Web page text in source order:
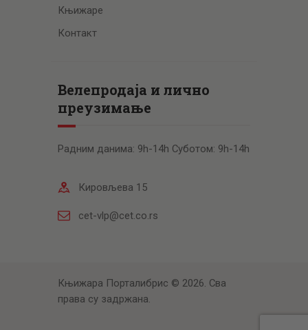
Књижаре
Контакт
Велепродаја и лично
преузимање
Радним данима: 9h-14h Суботом: 9h-14h
Кировљева 15
cet-vlp@cet.co.rs
Књижара Порталибрис © 2026. Сва
права су задржана.